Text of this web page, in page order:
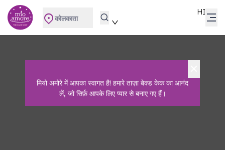
मियो अमोरे में आपका स्वागत है! हमारे ताज़ा बेक्ड केक का आनंद
लें, जो सिर्फ़ आपके लिए प्यार से बनाए गए हैं।
कोलकाता
HI